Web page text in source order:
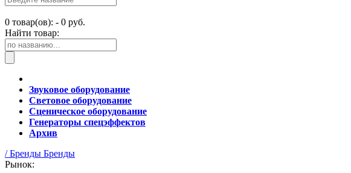
0 товар(ов): - 0 руб.
Найти товар:
Звуковое оборудование
Световое оборудование
Сценическое оборудование
Генераторы спецэффектов
Архив
/ Бренды Бренды
Рынок: